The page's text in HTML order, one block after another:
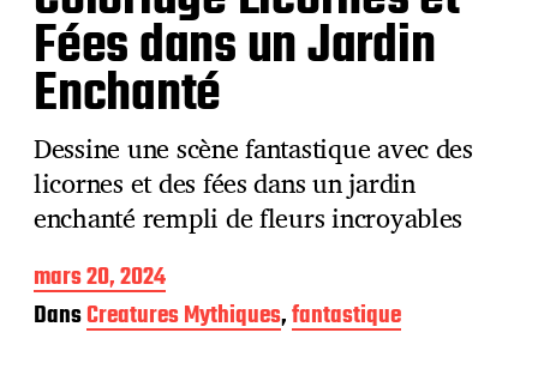
Fées dans un Jardin
Enchanté
Dessine une scène fantastique avec des
licornes et des fées dans un jardin
enchanté rempli de fleurs incroyables
D
a
t
mars 20, 2024
DansCreatures Mythiques,fantastique